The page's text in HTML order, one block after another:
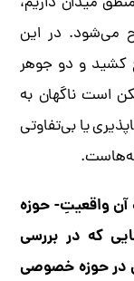
می‌شود. در این
کشید و دو جوهر
است ناگهان به
یا بی‌تفاوتی
آن واقعیتِ- حوزه
که در بررسی
در حوزه خصوصی